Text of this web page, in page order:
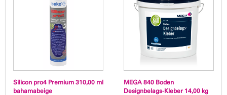
Silicon pro4 Premium 310,00 ml
bahamabeige
MEGA 840 Boden
Designbelags-Kleber 14,00 kg